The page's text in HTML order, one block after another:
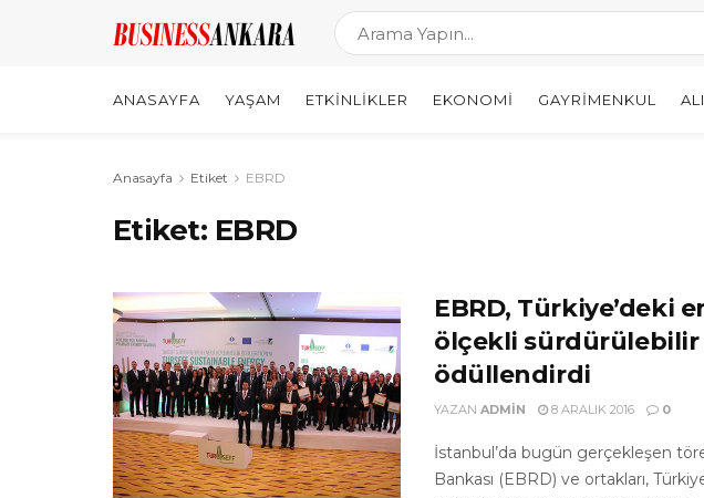
ANASAYFA YAŞAM ETKINLIKLER EKONOMI GAYRIMENKUL
Anasayfa Etiket EBRD
Etiket: EBRD
EBRD, Türkiye’deki
ölçekli
ödüllendirdi
YAZAN ADMIN 8 ARALIK 2016 0
İstanbul’da bugün gerçekleşen
Bankası (EBRD) ve ortakları,